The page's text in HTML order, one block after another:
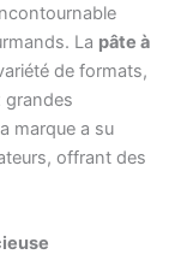
La pâte à
de formats,
grandes
marque a su
offrant des